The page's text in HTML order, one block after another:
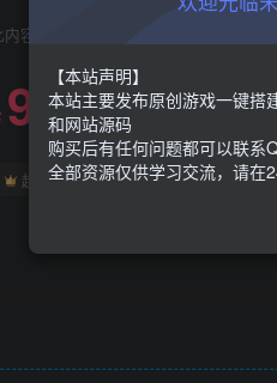
内容为付费阅读，请付费后查看
9.9 限时特惠
￥30
超级会员￥5 至尊会员￥ 1
【本站声明】
本站主要发布原创游戏一键搭
和网站源码
购买后有任何问题都可以联系
全部资源仅供学习交流，请在